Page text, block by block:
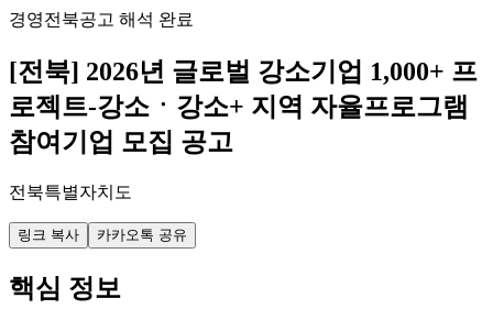
경영전북공고 해석 완료
[전북] 2026년 글로벌 강소기업 1,000+ 프
로젝트-강소ㆍ강소+ 지역 자율프로그램
참여기업 모집 공고
전북특별자치도
링크 복사 카카오톡 공유
핵심 정보